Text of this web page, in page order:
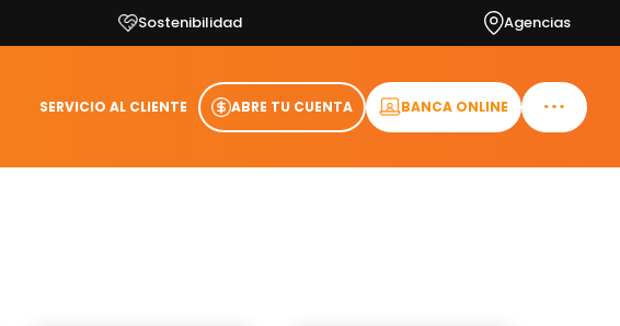
Sostenibilidad Agencias
SERVICIO AL CLIENTE ABRE TU CUENTA BANCA ONLINE